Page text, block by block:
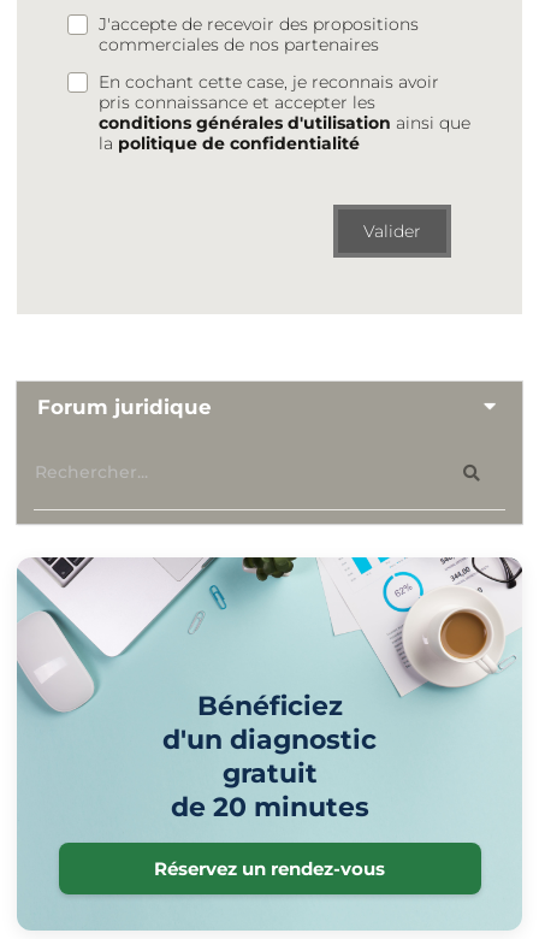
J'accepte de recevoir des propositions
commerciales de nos partenaires
En cochant cette case, je reconnais avoir
pris connaissance et accepter les
conditions générales d'utilisation ainsi que
la politique de confidentialité
Valider
Forum juridique
Bénéficiez
d'un diagnostic
gratuit
de 20 minutes
Réservez un rendez-vous